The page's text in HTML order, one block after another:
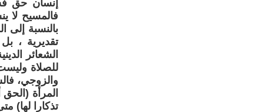
إنسان حق
فالمسيح لا
بالنسبة إلى
تقديرية ،
الشعائر
للصلاة
والزوجي،
المرأة
تذكارا لها) متى